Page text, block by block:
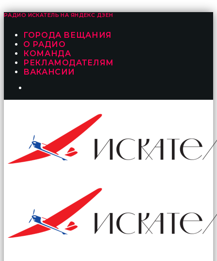
РАДИО ИСКАТЕЛЬ НА ЯНДЕКС ДЗЕН
ГОРОДА ВЕЩАНИЯ
О РАДИО
КОМАНДА
РЕКЛАМОДАТЕЛЯМ
ВАКАНСИИ